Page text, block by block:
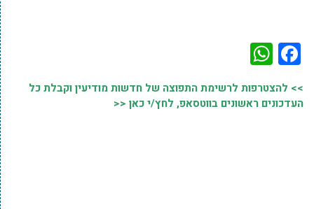
Facebook
>> להצטרפות לרשימת התפוצה של חדשות מודיעין וקבלת כל
העדכונים ראשונים בווטסאפ, לחץ/י כאן <<